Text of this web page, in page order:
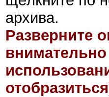
архива.
Разверните